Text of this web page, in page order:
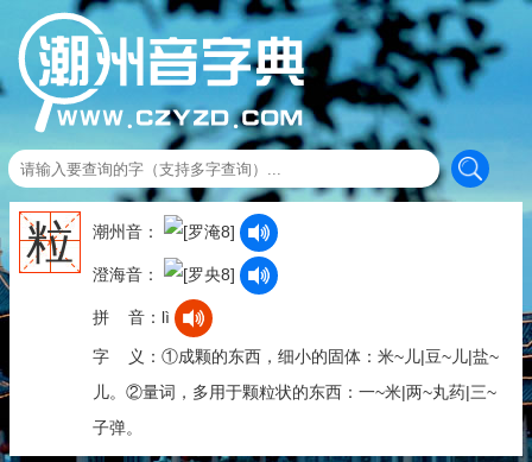
粒 潮州音：
澄海音：
拼 音：lì
字 义：①成颗的东西，细小的固体：米~儿|豆~儿|盐~
儿。②量词，多用于颗粒状的东西：一~米|两~丸药|三~
子弹。